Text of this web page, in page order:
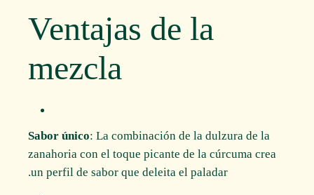
Ventajas de la
mezcla
Sabor único: La combinación de la dulzura de la
zanahoria con el toque picante de la cúrcuma crea
un perfil de sabor que deleita el paladar.